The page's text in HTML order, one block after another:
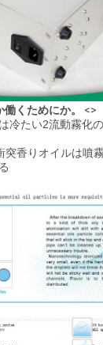
くためにか。
<>
冷たい2流動霧化
突香りオイルは噴